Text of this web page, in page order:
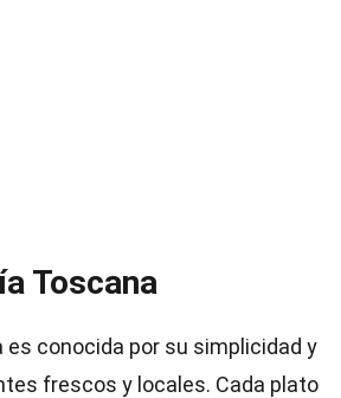
Toscana
es conocida por su simplicidad y
frescos y locales. Cada plato